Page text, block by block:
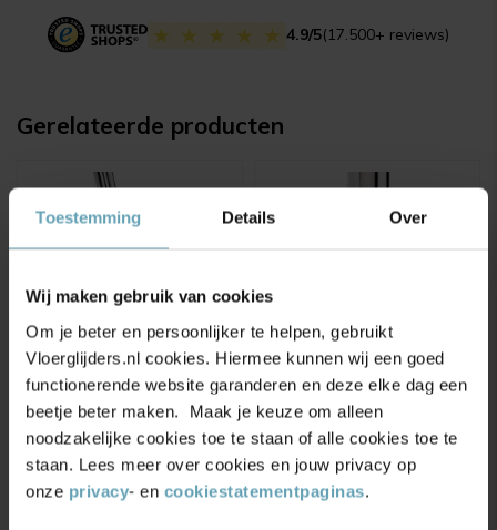
Toestemming Details Over
Wij maken gebruik van cookies
Om je beter en persoonlijker te helpen, gebruikt
Vloerglijders.nl cookies. Hiermee kunnen wij een goed
functionerende website garanderen en deze elke dag een
beetje beter maken. Maak je keuze om alleen
noodzakelijke cookies toe te staan of alle cookies toe te
staan. Lees meer over cookies en jouw privacy op
onze privacy- en cookiestatementpaginas.
4.9/5(17.500+ reviews)
Gerelateerde producten
Silent Socks HD
Magnesium
Vanaf 5,99
Silent Socks XL
Original Lichtgrijs
Vanaf 5,99